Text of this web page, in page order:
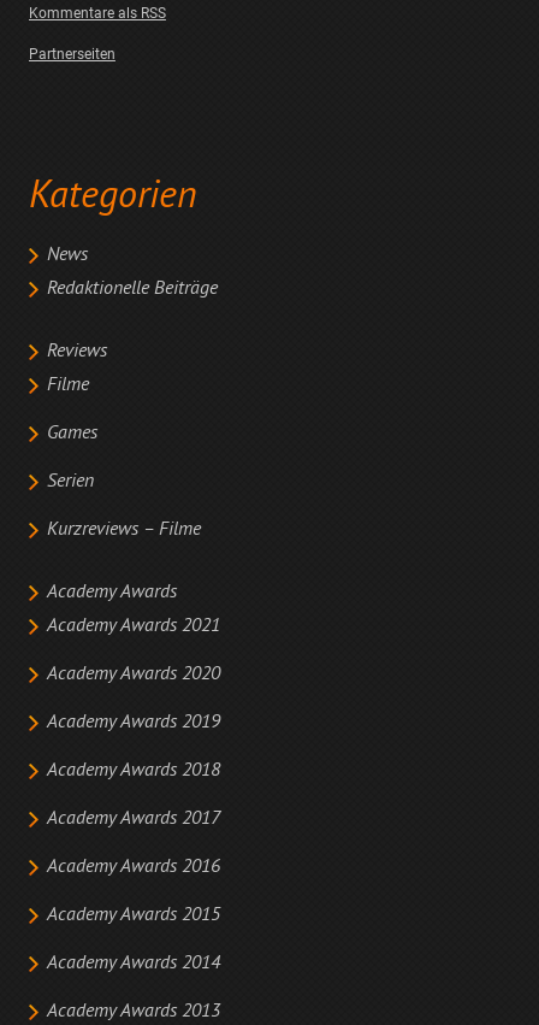
Kommentare als RSS
Partnerseiten
Kategorien
News
Redaktionelle Beiträge
Reviews
Filme
Games
Serien
Kurzreviews – Filme
Academy Awards
Academy Awards 2021
Academy Awards 2020
Academy Awards 2019
Academy Awards 2018
Academy Awards 2017
Academy Awards 2016
Academy Awards 2015
Academy Awards 2014
Academy Awards 2013